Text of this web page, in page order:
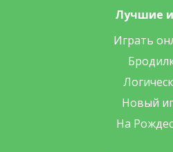
Лучшие
Играть
Новый
На